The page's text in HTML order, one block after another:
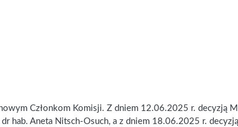
Członkom Komisji. Z dniem 12.06.2025 r. decyzją
hab. Aneta Nitsch-Osuch, a z dniem 18.06.2025 r.